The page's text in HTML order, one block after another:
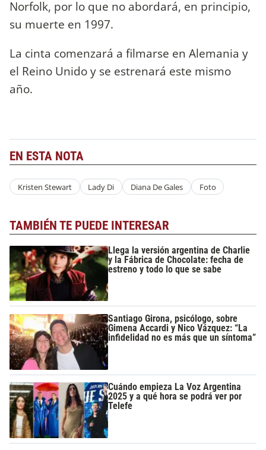
Norfolk, por lo que no abordará, en principio,
su muerte en 1997.
La cinta comenzará a filmarse en Alemania y
el Reino Unido y se estrenará este mismo
año.
EN ESTA NOTA
Kristen Stewart Lady Di Diana De Gales Foto
TAMBIÉN TE PUEDE INTERESAR
Llega la versión argentina de Charlie
y la Fábrica de Chocolate: fecha de
estreno y todo lo que se sabe
Santiago Girona, psicólogo, sobre
Gimena Accardi y Nico Vázquez: “La
infidelidad no es más que un síntoma”
Cuándo empieza La Voz Argentina
2025 y a qué hora se podrá ver por
Telefe